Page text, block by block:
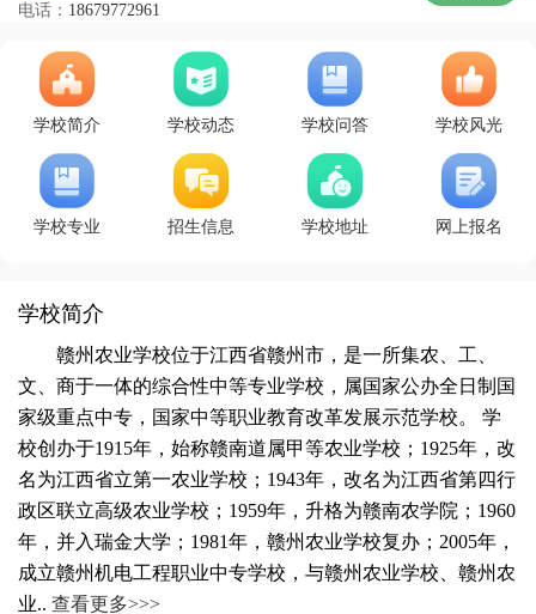
电话： 18679772961
学校简介 学校动态 学校问答 学校风光
学校专业 招生信息 学校地址 网上报名
学校简介
赣州农业学校位于江西省赣州市，是一所集农、工、
文、商于一体的综合性中等专业学校，属国家公办全日制国
家级重点中专，国家中等职业教育改革发展示范学校。 学
校创办于1915年，始称赣南道属甲等农业学校；1925年，改
名为江西省立第一农业学校；1943年，改名为江西省第四行
政区联立高级农业学校；1959年，升格为赣南农学院；1960
年，并入瑞金大学；1981年，赣州农业学校复办；2005年，
成立赣州机电工程职业中专学校，与赣州农业学校、赣州农
业.. 查看更多>>>